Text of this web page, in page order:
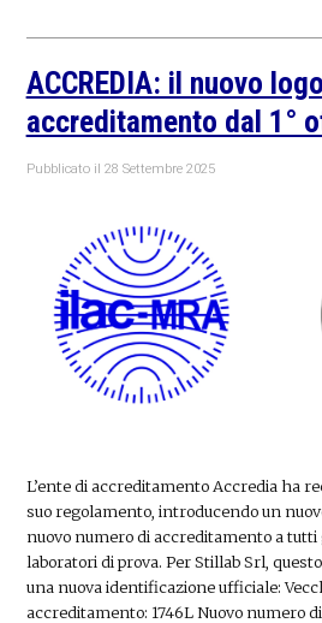
ACCREDIA: il nuovo
accreditamento dal 1°
Pubblicato il 28 Settembre 2025
L’ente di accreditamento Accredia ha
suo regolamento, introducendo un
nuovo numero di accreditamento a
laboratori di prova. Per Stillab Srl,
una nuova identificazione ufficiale:
accreditamento: 1746L Nuovo numero